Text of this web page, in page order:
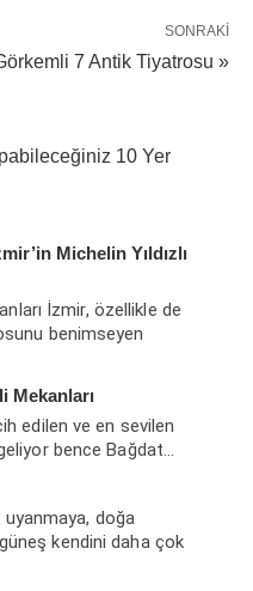
SONRAKI
7 Antik Tiyatrosu »
10 Yer
Michelin Yıldızlı
İzmir, özellikle de
benimseyen
Mekanları
edilen ve en sevilen
bence Bağdat…
doğa
kendini daha çok